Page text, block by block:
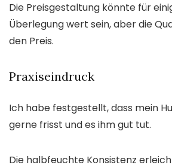
Die Preisgestaltung könnte für
Überlegung wert sein, aber die
den Preis.
Praxiseindruck
Ich habe festgestellt, dass mein
gerne frisst und es ihm gut tut.
Die halbfeuchte Konsistenz